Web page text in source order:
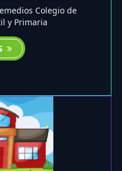
Colegio de
y Primaria